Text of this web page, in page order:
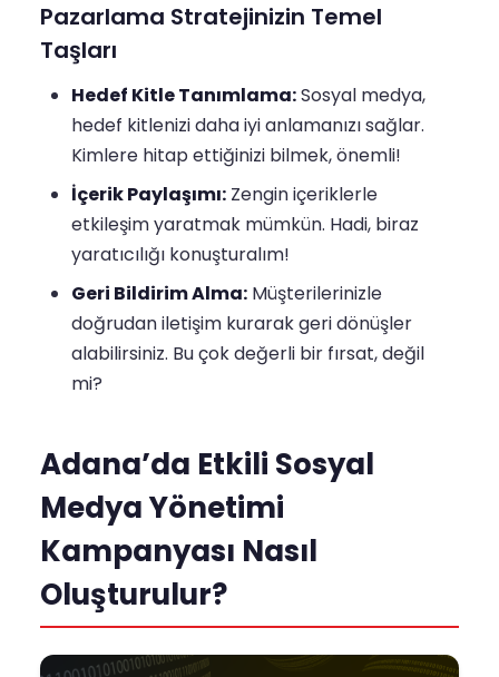
Pazarlama Stratejinizin Temel
Taşları
Hedef Kitle Tanımlama:Sosyal medya,
hedef kitlenizi daha iyi anlamanızı sağlar.
Kimlere hitap ettiğinizi bilmek, önemli!
İçerik Paylaşımı: Zengin içeriklerle
etkileşim yaratmak mümkün. Hadi, biraz
yaratıcılığı konuşturalım!
Geri Bildirim Alma: Müşterilerinizle
doğrudan iletişim kurarak geri dönüşler
alabilirsiniz. Bu çok değerli bir fırsat, değil
mi?
Adana’da Etkili Sosyal
Medya Yönetimi
Kampanyası Nasıl
Oluşturulur?